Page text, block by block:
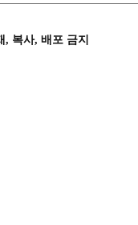
복사, 배포 금지